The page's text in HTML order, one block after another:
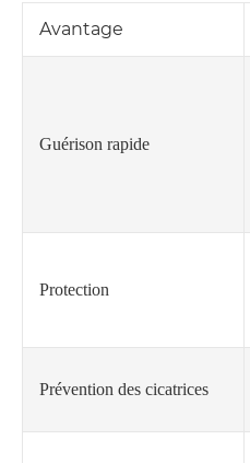
Avantage
Guérison rapide
Protection
Prévention des cicatrices